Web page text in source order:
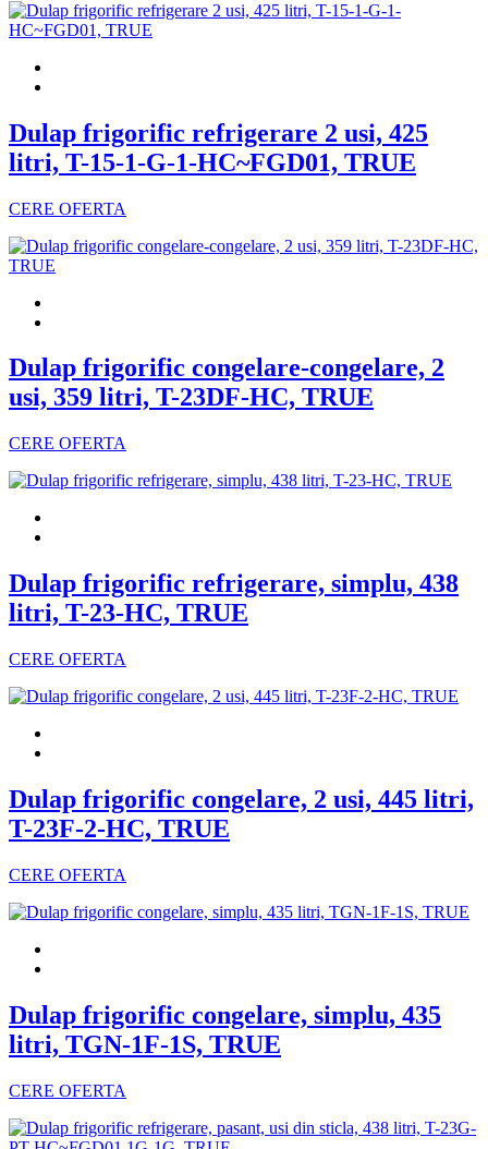
Dulap frigorific refrigerare 2 usi, 425
litri, T-15-1-G-1-HC~FGD01, TRUE
CERE OFERTA
Dulap frigorific congelare-congelare, 2
usi, 359 litri, T-23DF-HC, TRUE
CERE OFERTA
Dulap frigorific refrigerare, simplu, 438
litri, T-23-HC, TRUE
CERE OFERTA
Dulap frigorific congelare, 2 usi, 445 litri,
T-23F-2-HC, TRUE
CERE OFERTA
Dulap frigorific congelare, simplu, 435
litri, TGN-1F-1S, TRUE
CERE OFERTA